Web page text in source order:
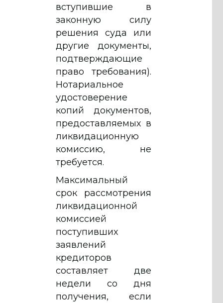
вступившие в
законную силу
решения суда или
другие документы,
подтверждающие
право требования).
Нотариальное
удостоверение
копий документов,
предоставляемых в
ликвидационную
комиссию, не
требуется.
Максимальный
срок рассмотрения
ликвидационной
комиссией
поступивших
заявлений
кредиторов
составляет две
недели со дня
получения, если